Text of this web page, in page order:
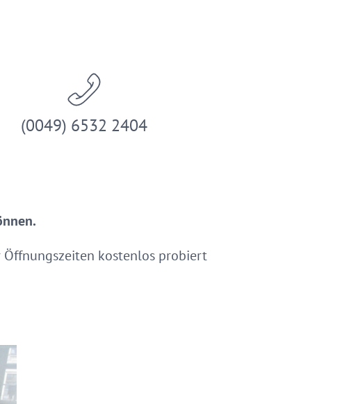
(0049) 6532 2404
Öffnungszeiten kostenlos probiert